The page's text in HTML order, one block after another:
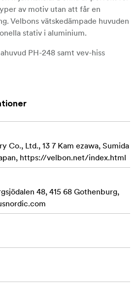
av motiv utan att får en
Velbons vätskedämpade huvuden
stativ i aluminium.
PH-248 samt vev-hiss
Co., Ltd., 13 7 Kam ezawa, Sumida
https://velbon.net/index.html
48, 415 68 Gothenburg,